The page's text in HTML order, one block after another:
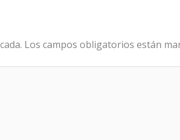
Los campos obligatorios están